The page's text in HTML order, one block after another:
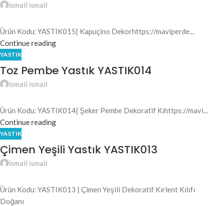
ismail ismail
Ürün Kodu: YASTIK015| Kapuçino Dekorhttps://maviperde...
Continue reading
YASTIK
Toz Pembe Yastık YASTIK014
ismail ismail
Ürün Kodu: YASTIK014| Şeker Pembe Dekoratif Kıhttps://mavi...
Continue reading
YASTIK
Çimen Yeşili Yastık YASTIK013
ismail ismail
Ürün Kodu: YASTIK013 | Çimen Yeşili Dekoratif Kırlent Kılıfı
Doğanı